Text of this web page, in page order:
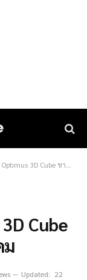
3D Cube ขายในเกาหลีเดือนมีนาคม
Cube
ม
Updated: 22